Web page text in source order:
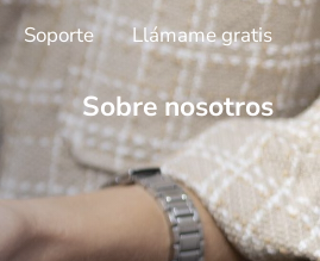
Soporte Llámame gratis
Sobre nosotros